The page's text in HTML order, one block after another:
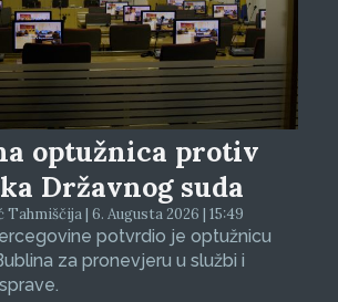
optužnica protiv
Državnog suda
| 6. Augusta 2026 | 15:49
potvrdio je optužnicu
za pronevjeru u službi i